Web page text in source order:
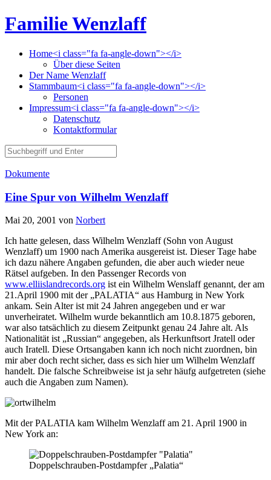
Familie Wenzlaff
Home<i class="fa fa-angle-down"></i>
Über diese Seiten
Der Name Wenzlaff
Stammbaum<i class="fa fa-angle-down"></i>
Personen
Impressum<i class="fa fa-angle-down"></i>
Datenschutz
Kontaktformular
Dokumente
Eine Spur von Wilhelm Wenzlaff
Mai 20, 2001 von Norbert
Ich hatte gelesen, dass Wilhelm Wenzlaff (Sohn von August
Wenzlaff) um 1900 nach Amerika ausgereist ist. Dieser Tage habe
ich dazu nähere Angaben gefunden, die aber auch wieder neue
Rätsel aufgeben. In den Passenger Records von
www.elliislandrecords.org ist ein Wilhelm Wenslaff genannt, der am
21.April 1900 mit der „PALATIA“ aus Hamburg in New York
ankam. Sein Alter ist mit 24 Jahren angegeben und er war
unverheiratet. Wilhelm wurde bekanntlich am 10.8.1875 geboren,
war also tatsächlich zu diesem Zeitpunkt genau 24 Jahre alt. Als
Nationalität ist „Russian“ angegeben, als Herkunftsort Jratell oder
auch Iratell. Diese Ortsangaben kann ich noch nicht zuordnen, bin
mir aber doch recht sicher, dass es sich hier um Wilhelm Wenzlaff
handelt. Die falsche Schreibweise ist ja sehr häufg aufgetreten (siehe
auch die Angaben zum Namen).
Mit der PALATIA kam Wilhelm Wenzlaff am 21. April 1900 in
New York an:
Doppelschrauben-Postdampfer „Palatia“